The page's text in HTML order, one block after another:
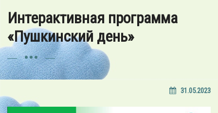
Интерактивная программа
«Пушкинский день»
31.05.2023